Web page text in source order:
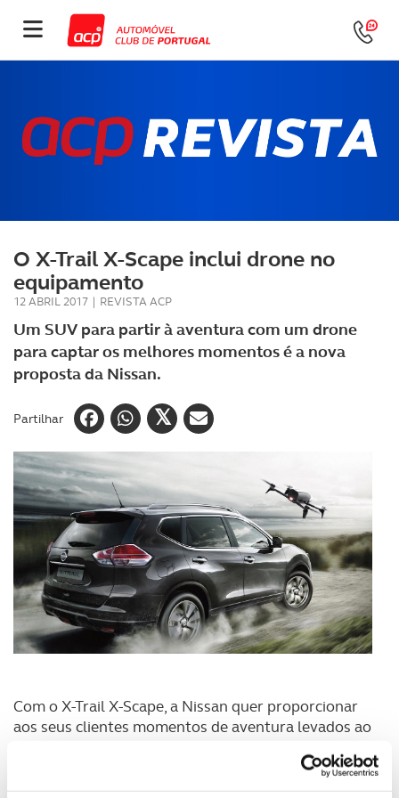
O X-Trail X-Scape inclui drone no
equipamento
12 ABRIL 2017 | REVISTA ACP
Um SUV para partir à aventura com um drone
para captar os melhores momentos é a nova
proposta da Nissan.
Partilhar
Com o X-Trail X-Scape, a Nissan quer proporcionar
aos seus clientes momentos de aventura levados ao
de série deste SUV de produção limitada a 1.200
unidades, um drone.